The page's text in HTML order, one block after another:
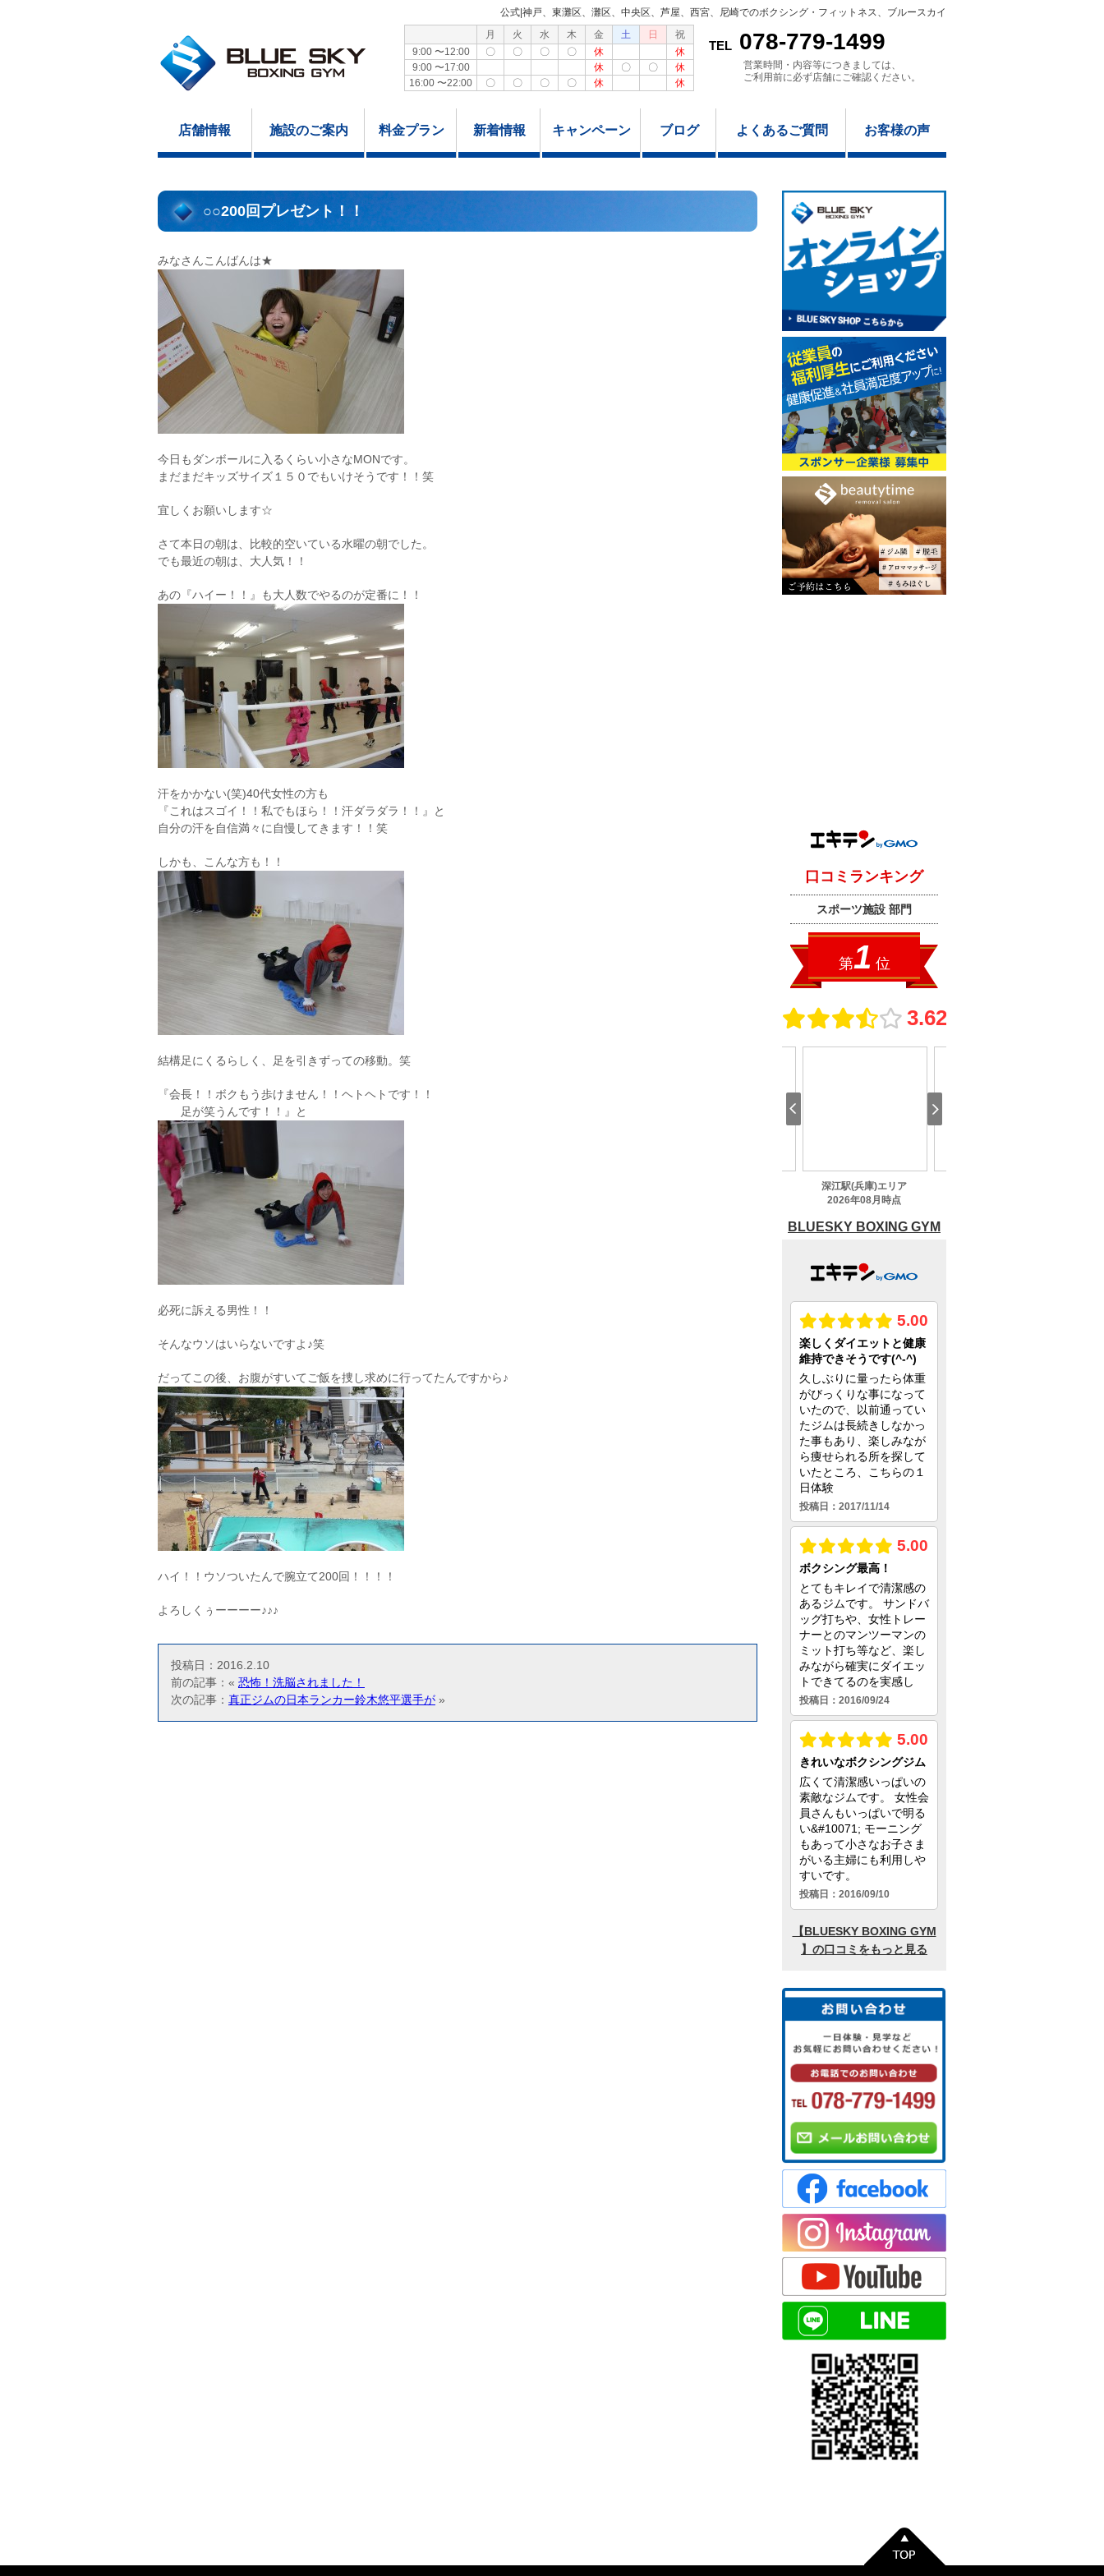
公式|神戸、東灘区、灘区、中央区、芦屋、西宮、尼崎でのボクシング・フィットネス、ブルースカイ
月
火 水 木 金 土 日
祝
9:00 〜12:00
〇 〇 〇 〇 休
休
9:00 〜17:00
休 〇 〇
休
16:00 〜22:00
〇 〇 〇 〇 休 休
TEL 078-779-1499
営業時間・内容等につきましては、
ご利用前に必ず店舗にご確認ください。
店舗情報 施設のご案内 料金プラン 新着情報 キャンペーン ブログ よくあるご質問 お客様の声
○○200回プレゼント！！
みなさんこんばんは★
今日もダンボールに入るくらい小さなMONです。
まだまだキッズサイズ１５０でもいけそうです！！笑
宜しくお願いします☆
さて本日の朝は、比較的空いている水曜の朝でした。
でも最近の朝は、大人気！！
あの『ハイー！！』も大人数でやるのが定番に！！
汗をかかない(笑)40代女性の方も
『これはスゴイ！！私でもほら！！汗ダラダラ！！』と
自分の汗を自信満々に自慢してきます！！笑
しかも、こんな方も！！
結構足にくるらしく、足を引きずっての移動。笑
『会長！！ボクもう歩けません！！ヘトヘトです！！
足が笑うんです！！』と
必死に訴える男性！！
そんなウソはいらないですよ♪笑
だってこの後、お腹がすいてご飯を捜し求めに行ってたんですから♪
ハイ！！ウソついたんで腕立て200回！！！！
よろしくぅーーーー♪♪♪
投稿日：2016.2.10
前の記事：« 恐怖！洗脳されました！
次の記事： 真正ジムの日本ランカー鈴木悠平選手が »